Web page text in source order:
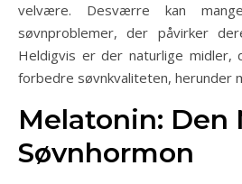
velvære. Desværre kan
søvnproblemer, der påvirker
Heldigvis er der naturlige
forbedre søvnkvaliteten, herunder
Melatonin: Den
Søvnhormon